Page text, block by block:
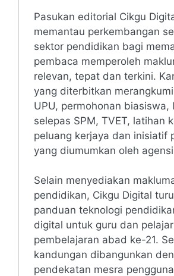
Pasukan editorial Cikgu
memantau perkembangan
sektor pendidikan bagi
pembaca memperoleh
relevan, tepat dan terkini.
yang diterbitkan
UPU, permohonan biasiswa,
selepas SPM, TVET, latihan
peluang kerjaya dan inisiatif
yang diumumkan oleh
Selain menyediakan
pendidikan, Cikgu Digital
panduan teknologi
digital untuk guru dan
pembelajaran abad ke-21.
kandungan dibangunkan
pendekatan mesra